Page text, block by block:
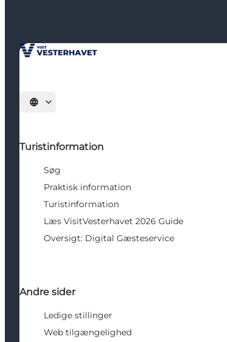
Vælg sprog
Turistinformation
Søg
Praktisk information
Turistinformation
Læs VisitVesterhavet 2026 Guide
Oversigt: Digital Gæsteservice
Andre sider
Ledige stillinger
Web tilgængelighed